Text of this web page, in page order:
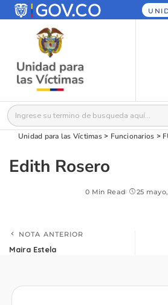
Buscar:
Unidad para las Víctimas> Funcionarios >
Edith Rosero
0 Min Read 25
NOTA ANTERIOR
Maira Estela